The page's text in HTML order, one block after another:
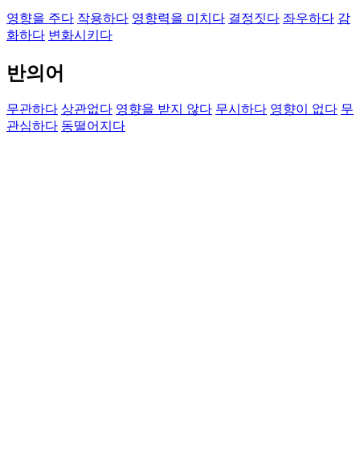
영향을 주다 작용하다 영향력을 미치다 결정짓다 좌우하다 감
화하다 변화시키다
반의어
무관하다 상관없다 영향을 받지 않다 무시하다 영향이 없다 무
관심하다 동떨어지다